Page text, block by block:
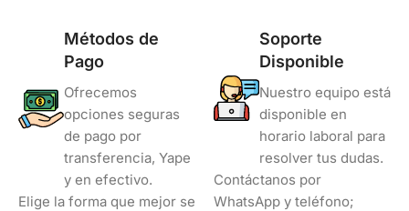
Métodos de
Pago
Ofrecemos
opciones seguras
de pago por
transferencia, Yape
y en efectivo.
Elige la forma que mejor se
Soporte
Disponible
Nuestro equipo está
disponible en
horario laboral para
resolver tus dudas.
Contáctanos por
WhatsApp y teléfono;